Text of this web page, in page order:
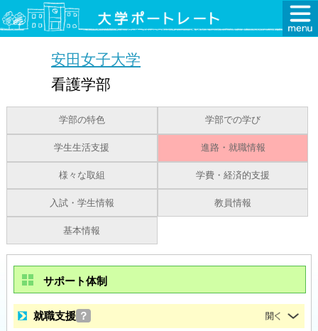
安田女子大学
看護学部
学部の特色 学部での学び
学生生活支援 進路・就職情報
様々な取組 学費・経済的支援
入試・学生情報 教員情報
基本情報
サポート体制
就職支援 ？